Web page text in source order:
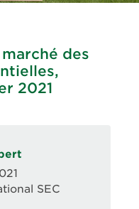
des
2021
SEC